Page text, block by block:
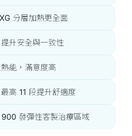
分層加熱更全面
升安全與一致性
能，滿意度高
高 11 段提升舒適度
發彈性客製治療區域